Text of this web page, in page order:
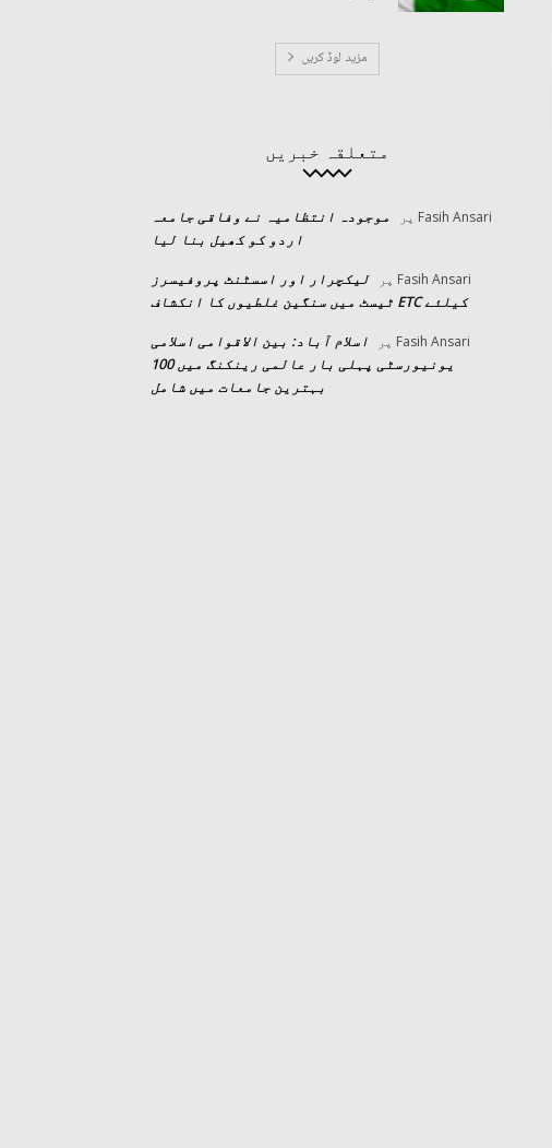
مزید لوڈ کریں
متعلقہ خبریں
Fasih Ansari پر
موجودہ انتظامیہ نے وفاقی جامعہ
اردو کو کھیل بنا لیا
Fasih Ansari پر
لیکچرار اور اسسٹنٹ پروفیسرز
کیلئے ETC ٹیسٹ میں سنگین غلطیوں کا انکشاف
Fasih Ansari پر
اسلام آباد: بین الاقوامی اسلامی
یونیورسٹی پہلی بار عالمی رینکنگ میں 100
بہترین جامعات میں شامل